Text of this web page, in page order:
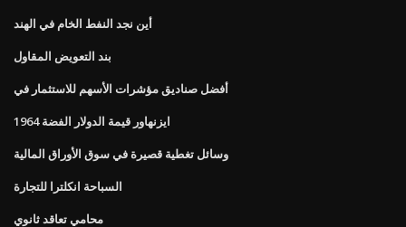
أين نجد النفط الخام في الهند
بند التعويض المقاول
أفضل صناديق مؤشرات الأسهم للاستثمار في
1964 ايزنهاور قيمة الدولار الفضة
وسائل تغطية قصيرة في سوق الأوراق المالية
السباحة انكلترا للتجارة
محامي تعاقد ثانوي